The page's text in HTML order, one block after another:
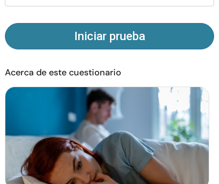
Idioma
Sobre nosotros Contáctanos Escríbenos
Publicidad con
© Copyright 2026. Todos los derechos reservados.
Iniciar prueba
Acerca de este cuestionario